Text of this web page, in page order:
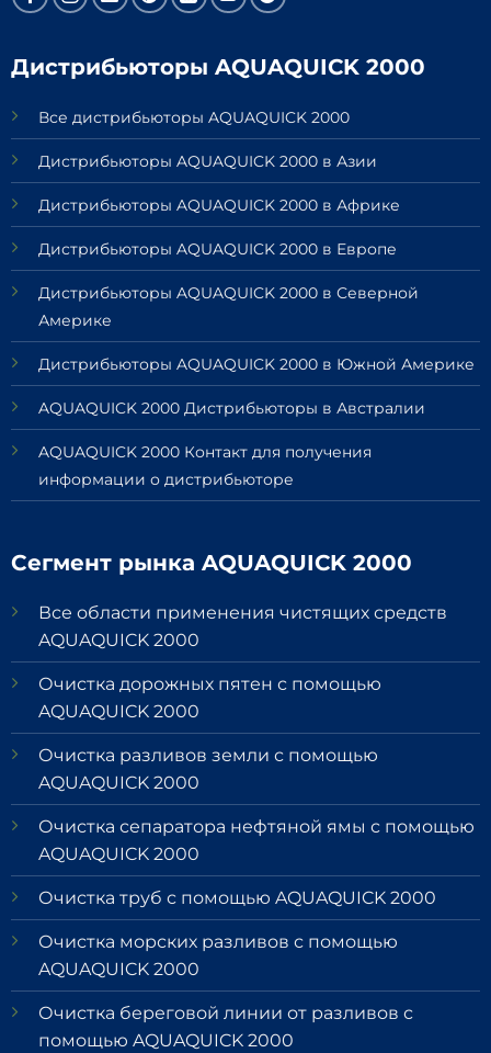
Дистрибьюторы AQUAQUICK 2000
Все дистрибьюторы AQUAQUICK 2000
Дистрибьюторы AQUAQUICK 2000 в Азии
Дистрибьюторы AQUAQUICK 2000 в Африке
Дистрибьюторы AQUAQUICK 2000 в Европе
Дистрибьюторы AQUAQUICK 2000 в Северной
Америке
Дистрибьюторы AQUAQUICK 2000 в Южной Америке
AQUAQUICK 2000 Дистрибьюторы в Австралии
AQUAQUICK 2000 Контакт для получения
информации о дистрибьюторе
Сегмент рынка AQUAQUICK 2000
Все области применения чистящих средств
AQUAQUICK 2000
Очистка дорожных пятен с помощью
AQUAQUICK 2000
Очистка разливов земли с помощью
AQUAQUICK 2000
Очистка сепаратора нефтяной ямы с помощью
AQUAQUICK 2000
Очистка труб с помощью AQUAQUICK 2000
Очистка морских разливов с помощью
AQUAQUICK 2000
Очистка береговой линии от разливов с
помощью AQUAQUICK 2000